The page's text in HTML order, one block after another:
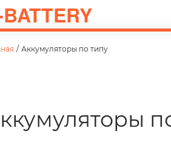
/ Аккумуляторы по типу